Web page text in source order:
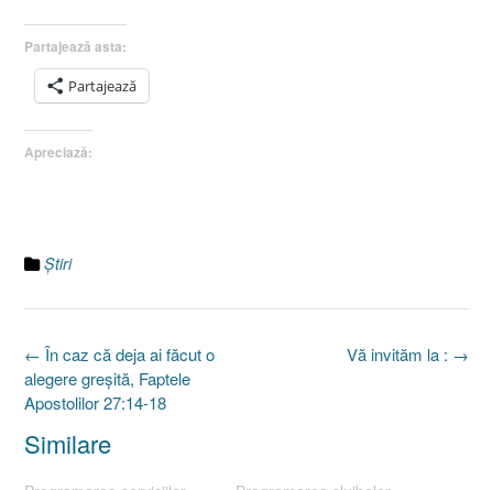
Partajează asta:
Partajează
Apreciază:
Ştiri
Post
navigation
Vă invităm la : →
← În caz că deja ai făcut o
alegere greşită, Faptele
Apostolilor 27:14-18
Similare